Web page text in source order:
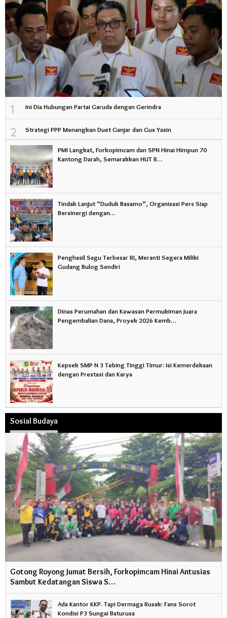
1 Ini Dia Hubungan Partai Garuda dengan Gerindra
2 Strategi PPP Menangkan Duet Ganjar dan Gus Yasin
PMI Langkat, Forkopimcam dan SPN Hinai Himpun 70
Kantong Darah, Semarakkan HUT R…
Tindak Lanjut “Duduk Basamo”, Organisasi Pers Siap
Bersinergi dengan…
Penghasil Sagu Terbesar RI, Meranti Segera Miliki
Gudang Bulog Sendiri
Dinas Perumahan dan Kawasan Permukiman Juara
Pengembalian Dana, Proyek 2026 Kemb…
Kepsek SMP N 3 Tebing Tinggi Timur: Isi Kemerdekaan
dengan Prestasi dan Karya
Sosial Budaya
Gotong Royong Jumat Bersih, Forkopimcam Hinai Antusias
Sambut Kedatangan Siswa S…
Ada Kantor KKP. Tapi Dermaga Rusak: Fans Sorot
Kondisi P3 Sungai Baturusa